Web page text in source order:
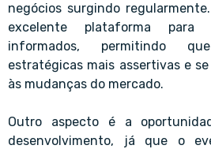
negócios surgindo
excelente plataforma para
informados, permitindo
estratégicas mais assertivas e
às mudanças do mercado.
Outro aspecto é a
desenvolvimento, já que o